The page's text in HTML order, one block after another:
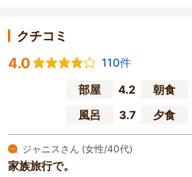
クチコミ
4.0
110件
部屋
4.2 朝食
風呂
3.7 夕食
ジャニスさん (女性/40代)
家族旅行で。